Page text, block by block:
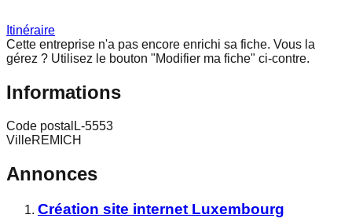
Itinéraire
Cette entreprise n'a pas encore enrichi sa fiche. Vous la
gérez ? Utilisez le bouton "Modifier ma fiche" ci-contre.
Informations
Code postal L-5553
VilleREMICH
Annonces
Création site internet Luxembourg